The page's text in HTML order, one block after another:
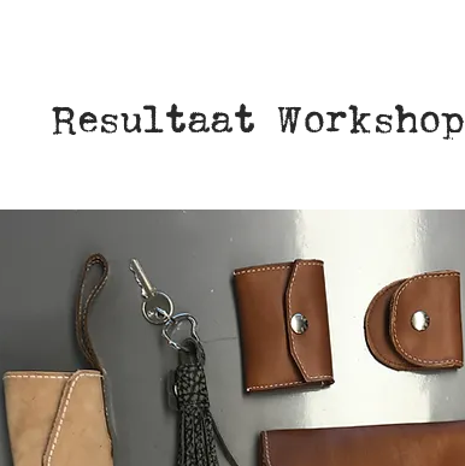
Resultaat Workshop